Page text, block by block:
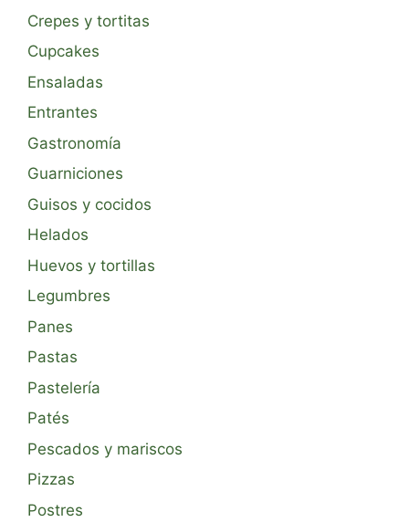
Crepes y tortitas
Cupcakes
Ensaladas
Entrantes
Gastronomía
Guarniciones
Guisos y cocidos
Helados
Huevos y tortillas
Legumbres
Panes
Pastas
Pastelería
Patés
Pescados y mariscos
Pizzas
Postres